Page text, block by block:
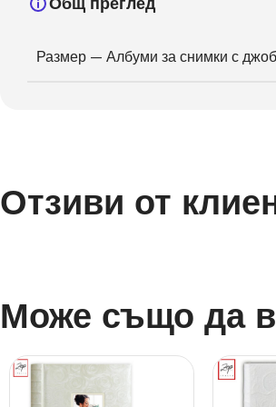
Размер — Албуми за снимки с джоб
Отзиви от
Може също да